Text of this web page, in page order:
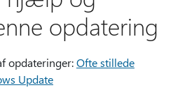
opdatering
opdateringer:Ofte stillede
Update